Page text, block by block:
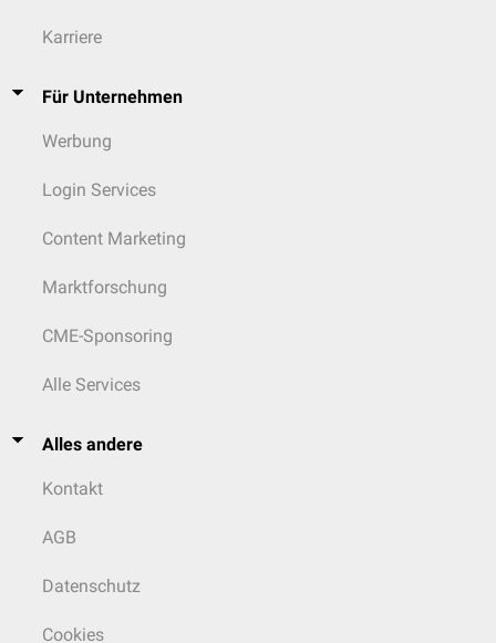
Karriere
Für Unternehmen
Werbung
Login Services
Content Marketing
Marktforschung
CME-Sponsoring
Alle Services
Alles andere
Kontakt
AGB
Datenschutz
Cookies